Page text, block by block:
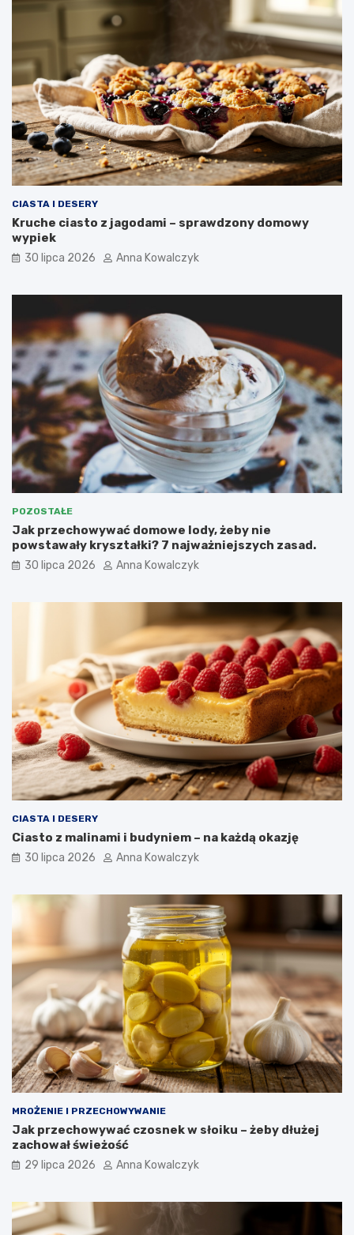
CIASTA I DESERY
Kruche ciasto z jagodami – sprawdzony domowy
wypiek
30 lipca 2026 Anna Kowalczyk
POZOSTAŁE
Jak przechowywać domowe lody, żeby nie
powstawały kryształki? 7 najważniejszych zasad.
30 lipca 2026 Anna Kowalczyk
CIASTA I DESERY
Ciasto z malinami i budyniem – na każdą okazję
30 lipca 2026 Anna Kowalczyk
MROŻENIE I PRZECHOWYWANIE
Jak przechowywać czosnek w słoiku – żeby dłużej
zachował świeżość
29 lipca 2026 Anna Kowalczyk